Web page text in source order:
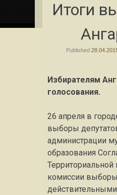
Итоги
Published
Избирателям
голосования.
26 апреля в
выборы
администрации
образования
Территориальной
комиссии